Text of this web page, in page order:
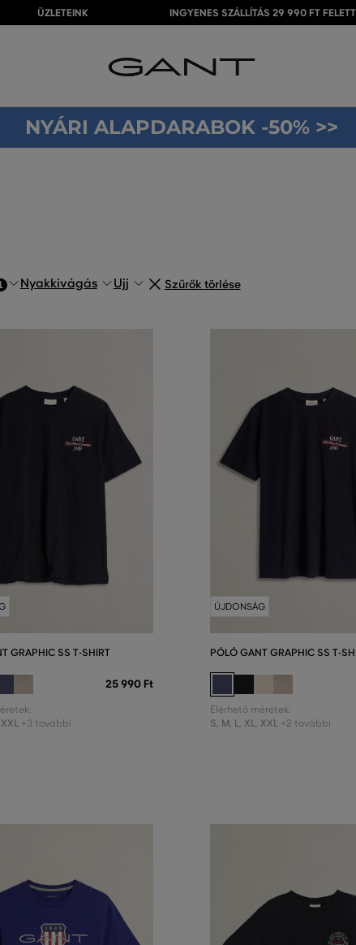
ÜZLETEINK INGYENES SZÁLLÍTÁS 29 990 FT FELETT
NYÁRI ALAPDARABOK -50% >>
Nyakkivágás Ujj Szűrők törlése
GRAPHIC SS T-SHIRT
25 990 Ft
XXL +3 további
ÚJDONSÁG
PÓLÓ GANT GRAPHIC SS T-
Elérhető méretek:
S, M, L, XL, XXL +2 további